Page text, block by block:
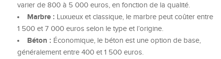
varier de 800 à 5 000 euros, en fonction de la qualité.
Marbre : Luxueux et classique, le marbre peut coûter entre
1 500 et 7 000 euros selon le type et l’origine.
Béton : Économique, le béton est une option de base,
généralement entre 400 et 1 500 euros.